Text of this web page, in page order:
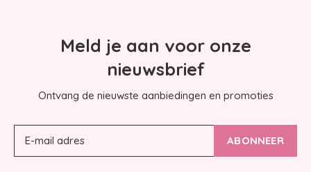
Meld je aan voor onze
nieuwsbrief
Ontvang de nieuwste aanbiedingen en promoties
ABONNEER